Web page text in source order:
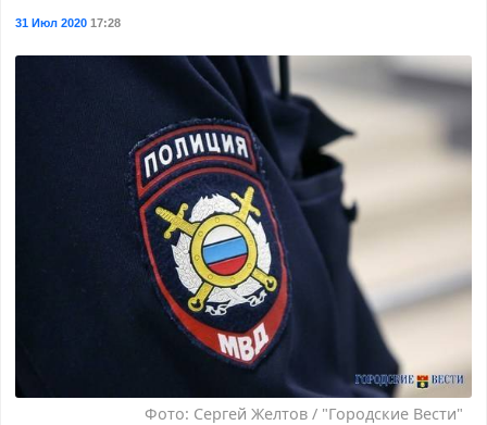
31 Июл 202017:28
Фото: Сергей Желтов / "Городские Вести"